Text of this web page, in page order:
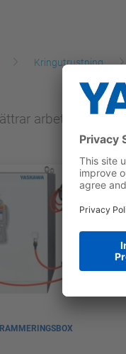
Kringutrustning